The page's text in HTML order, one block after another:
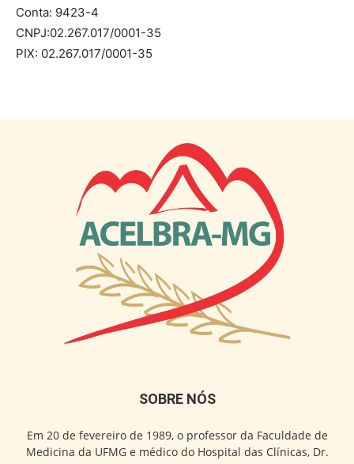
Conta: 9423-4
CNPJ:02.267.017/0001-35
PIX: 02.267.017/0001-35
SOBRE NÓS
Em 20 de fevereiro de 1989, o professor da Faculdade de
Medicina da UFMG e médico do Hospital das Clínicas, Dr.